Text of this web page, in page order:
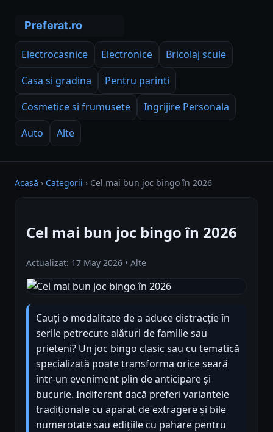
Electrocasnice Electronice
Bricolaj scule
Casa si gradina
Pentru parinti
Cosmetice si frumusete
Ingrijire Personala
Auto
Alte
Acasă › Categorii › Cel mai bun joc bingo în 2026
Cel mai bun joc bingo în 2026
Actualizat: 17 May 2026 • Alte
Cauți o modalitate de a aduce distracție în
serile petrecute alături de familie sau
prieteni? Un joc bingo clasic sau cu tematică
specializată poate transforma orice seară
într-un eveniment plin de anticipare și
bucurie. Indiferent dacă preferi variantele
tradiționale cu aparat de extragere și bile
numerotate sau edițiile cu pahare pentru